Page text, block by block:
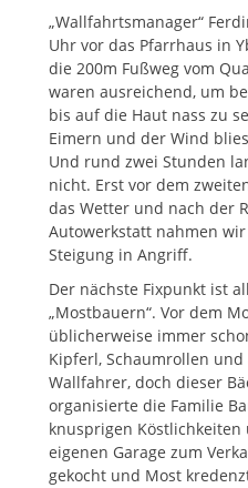
„Wallfahrtsmanager“
Uhr vor das Pfarrhaus in
die 200m Fußweg vom
waren ausreichend, um
bis auf die Haut nass zu
Eimern und der Wind
Und rund zwei Stunden
nicht. Erst vor dem
das Wetter und nach der
Autowerkstatt nahmen
Steigung in Angriff.
Der nächste Fixpunkt ist
„Mostbauern“. Vor dem
üblicherweise immer
Kipferl, Schaumrollen
Wallfahrer, doch dieser
organisierte die Familie
knusprigen
eigenen Garage zum
gekocht und Most